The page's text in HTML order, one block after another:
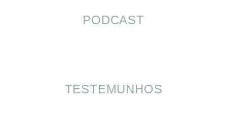
PODCAST
TESTEMUNHOS